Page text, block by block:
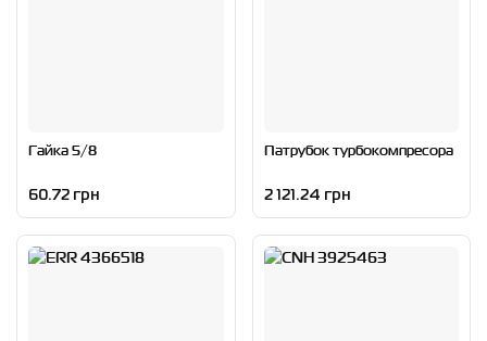
Гайка 5/8
60.72 грн
Патрубок турбокомпресора
2 121.24 грн